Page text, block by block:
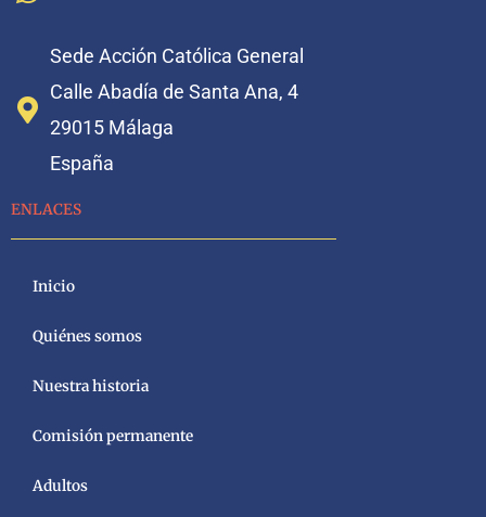
Sede Acción Católica General
Calle Abadía de Santa Ana, 4
29015 Málaga
España
ENLACES
Inicio
Quiénes somos
Nuestra historia
Comisión permanente
Adultos